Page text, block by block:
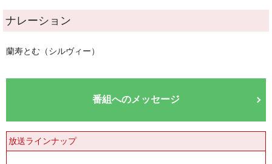
ナレーション
蘭寿とむ（シルヴィー）
番組へのメッセージ
放送ラインナップ